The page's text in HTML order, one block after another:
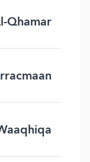
Qhamar